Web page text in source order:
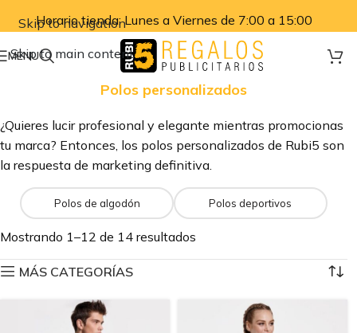
Skip to navigation
Skip to main content
Horario tienda: Lunes a Viernes de 7:00 a 15:00
MENU
Polos personalizados
¿Quieres lucir profesional y elegante mientras promocionas
tu marca? Entonces, los polos personalizados de Rubi5 son
la respuesta de marketing definitiva.
Polos de algodón Polos deportivos
Mostrando 1–12 de 14 resultados
MÁS CATEGORÍAS